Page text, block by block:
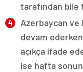
tarafından bile
Azerbaycan ve
devam
açıkça ifade
ise hafta